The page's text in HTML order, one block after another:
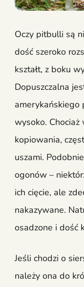
Oczy pitbulli są
dość szeroko
kształt, z boku
Dopuszczalna
amerykańskiego
wysoko. Chociaż
kopiowania,
uszami.
ogonów –
ich cięcie, ale
nakazywane.
osadzone i dość
Jeśli chodzi o
należy ona do